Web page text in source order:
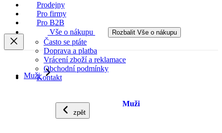
Prodejny
Pro firmy
Pro B2B
Vše o nákupu
Rozbalit Vše o nákupu
Často se ptáte
Doprava a platba
Vrácení zboží a reklamace
Obchodní podmínky
Kontakt
Muži
zpět
Muži